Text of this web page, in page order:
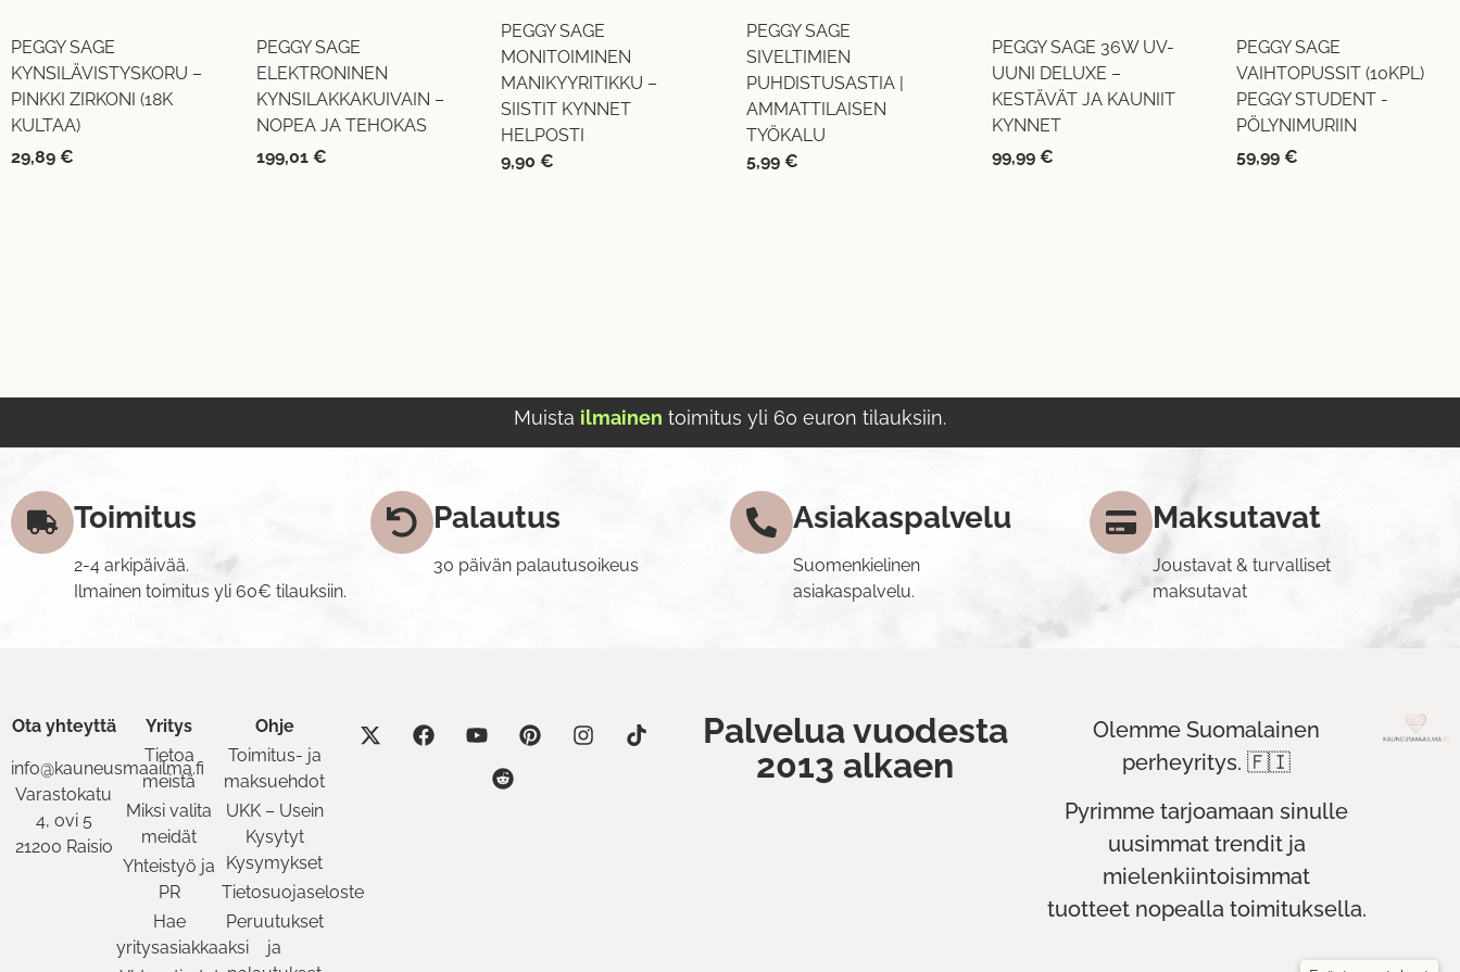
PEGGY SAGE
KYNSILÄVISTYSKORU –
PINKKI ZIRKONI (18K
KULTAA)
29,89 €
PEGGY SAGE
ELEKTRONINEN
KYNSILAKKAKUIVAIN –
NOPEA JA TEHOKAS
199,01 €
PEGGY SAGE
MONITOIMINEN
MANIKYYRITIKKU –
SIISTIT KYNNET
HELPOSTI
9,90€
PEGGY SAGE
SIVELTIMIEN
PUHDISTUSASTIA |
AMMATTILAISEN
TYÖKALU
5,99 €
PEGGY SAGE 36W UV-
UUNI DELUXE –
KESTÄVÄT JA KAUNIIT
KYNNET
99,99 €
PEGGY SAGE
VAIHTOPUSSIT (10KPL)
PEGGY STUDENT -
PÖLYNIMURIIN
59,99€
Muista ilmainen toimitus yli 60 euron tilauksiin.
Toimitus
2-4 arkipäivää.
Ilmainen toimitus yli 60€ tilauksiin.
Palautus
30 päivän palautusoikeus
Asiakaspalvelu
Suomenkielinen
asiakaspalvelu.
Maksutavat
Joustavat & turvalliset
maksutavat
Ota yhteyttä
info@kauneusmaailma.fi
Varastokatu
4, ovi 5
21200 Raisio
Yritys
Tietoa
meistä
Miksi valita
meidät
Yhteistyö ja
PR
Hae
yritysasiakkaaksi
Ohje
Toimitus- ja
maksuehdot
UKK – Usein
Kysytyt
Kysymykset
Tietosuojaseloste
Peruutukset
ja
Palvelua vuodesta
2013 alkaen
Olemme Suomalainen
perheyritys. 🇫🇮
Pyrimme tarjoamaan sinulle
uusimmat trendit ja
mielenkiintoisimmat
tuotteet nopealla toimituksella.